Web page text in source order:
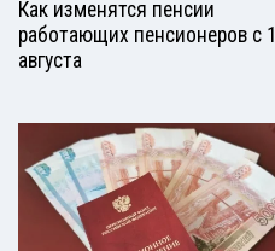
Как изменятся пенсии
работающих пенсионеров с 1
августа